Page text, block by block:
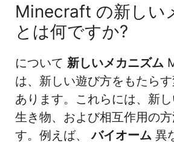
Minecraft の新しい
とは何ですか?
について 新しいメカニズム
は、新しい遊び方をもたら
あります。これらには、新し
生き物、および相互作用の
す。例えば、バイオーム 異